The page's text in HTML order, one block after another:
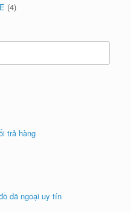
(4)
trả hàng
dã ngoại uy tín